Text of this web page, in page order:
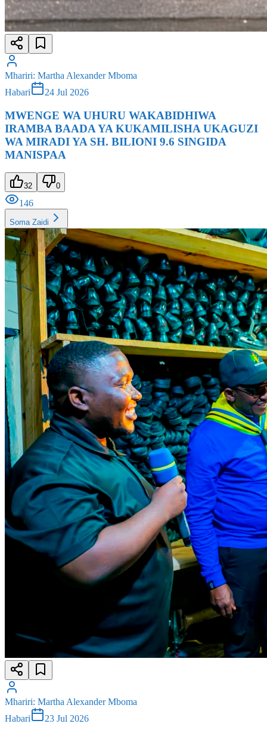
Mhariri: Martha Alexander Mboma
Habari
24 Jul 2026
MWENGE WA UHURU WAKABIDHIWA
IRAMBA BAADA YA KUKAMILISHA UKAGUZI
WA MIRADI YA SH. BILIONI 9.6 SINGIDA
MANISPAA
32 0
146
Soma Zaidi
Mhariri: Martha Alexander Mboma
Habari
23 Jul 2026